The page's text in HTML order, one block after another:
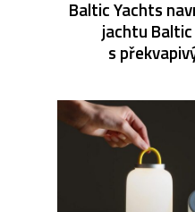
Baltic Yachts
jachtu
s